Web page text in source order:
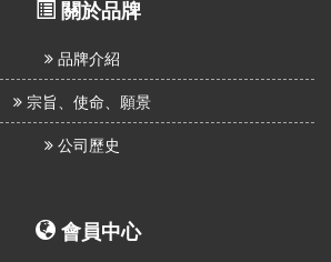
關於品牌
品牌介紹
宗旨、使命、願景
公司歷史
會員中心